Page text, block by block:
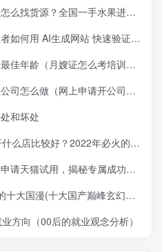
么找货源？全国一手水果进货技巧
用 AI生成网站 快速验证项目？零门槛上手全攻略
佳年龄（月嫂证怎么考培训技巧）
怎么做（网上申请开公司的流程）
和坏处
店比较好？2022年必火的创业项目
请天猫试用，揭秘专属成功秘诀！
国漫(十大国产巅峰玄幻动漫排行榜)
方向（00后的就业观念分析）